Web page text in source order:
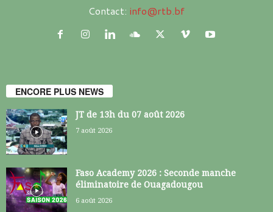
Contact: info@rtb.bf
ENCORE PLUS NEWS
JT de 13h du 07 août 2026
7 août 2026
Faso Academy 2026 : Seconde manche
éliminatoire de Ouagadougou
6 août 2026